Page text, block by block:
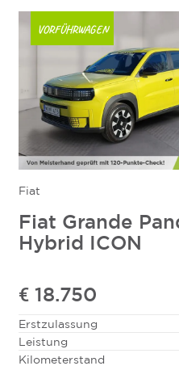
VORFÜHRWAGEN
Fiat
Fiat Grande
Hybrid ICON
€ 18.750
Erstzulassung
Leistung
Kilometerstand